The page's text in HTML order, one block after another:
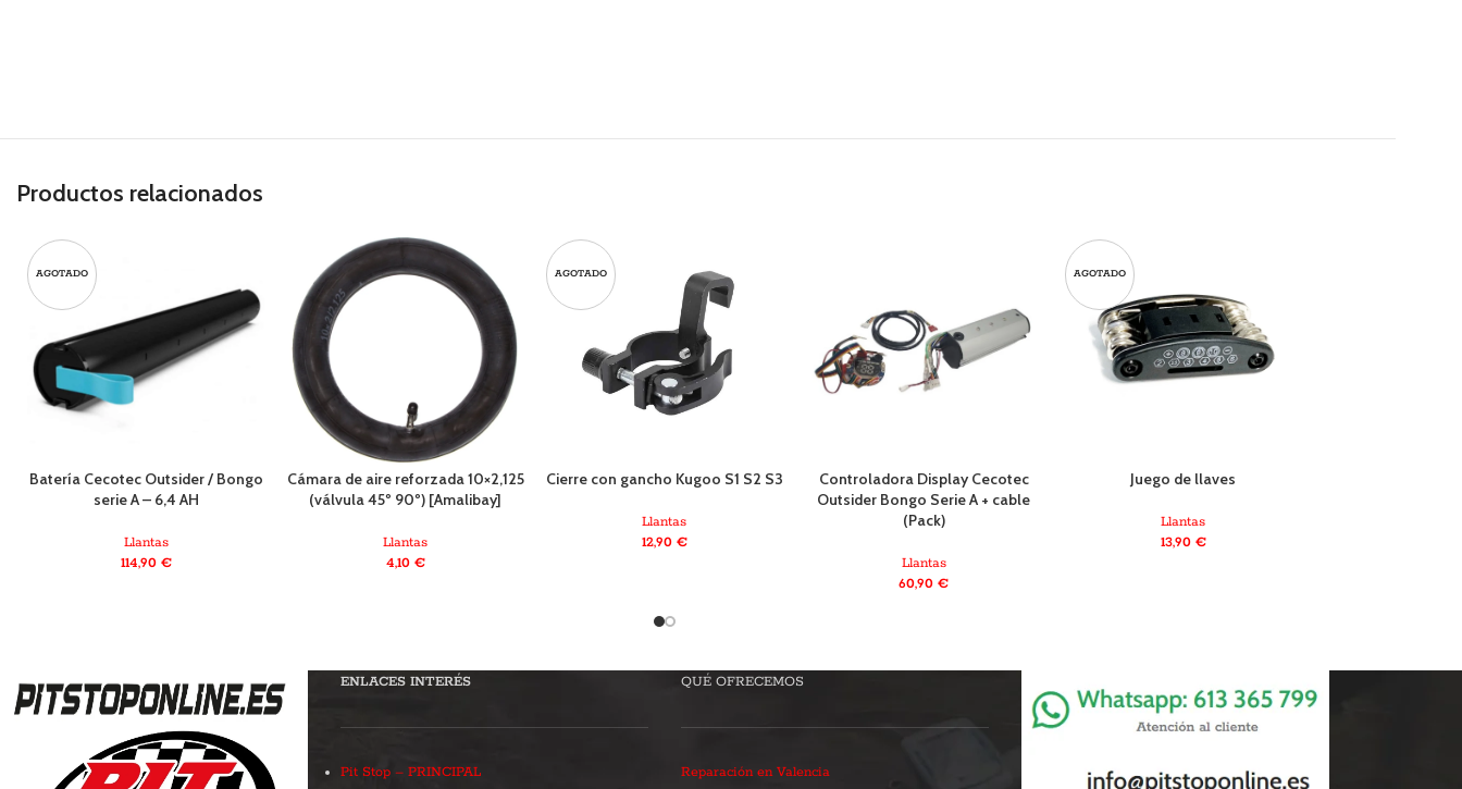
Productos relacionados
AGOTADO
Batería Cecotec Outsider / Bongo
serie A – 6,4 AH
Llantas
114,90 €
Cámara de aire reforzada 10×2,125
(válvula 45º 90º) [Amalibay]
Llantas
4,10 €
AGOTADO
Cierre con gancho Kugoo S1 S2 S3
Llantas
12,90 €
Controladora Display Cecotec
Outsider Bongo Serie A + cable
(Pack)
Llantas
60,90€
AGOTADO
Juego de llaves
Llantas
13,90 €
ENLACES INTERÉS
Pit Stop – PRINCIPAL
QUÉ OFRECEMOS
Reparación en Valencia